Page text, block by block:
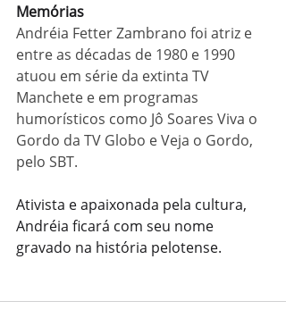
Memórias
Andréia Fetter Zambrano foi atriz e
entre as décadas de 1980 e 1990
atuou em série da extinta TV
Manchete e em programas
humorísticos como Jô Soares Viva o
Gordo da TV Globo e Veja o Gordo,
pelo SBT.
Ativista e apaixonada pela cultura,
Andréia ficará com seu nome
gravado na história pelotense.